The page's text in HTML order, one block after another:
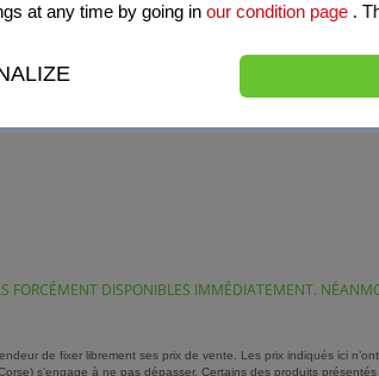
FORCÉMENT DISPONIBLES IMMÉDIATEMENT.
de fixer librement ses prix de vente. Les prix indiqués ici
s’engage à ne pas dépasser. Certains des produits
at any time by going in our condition page .